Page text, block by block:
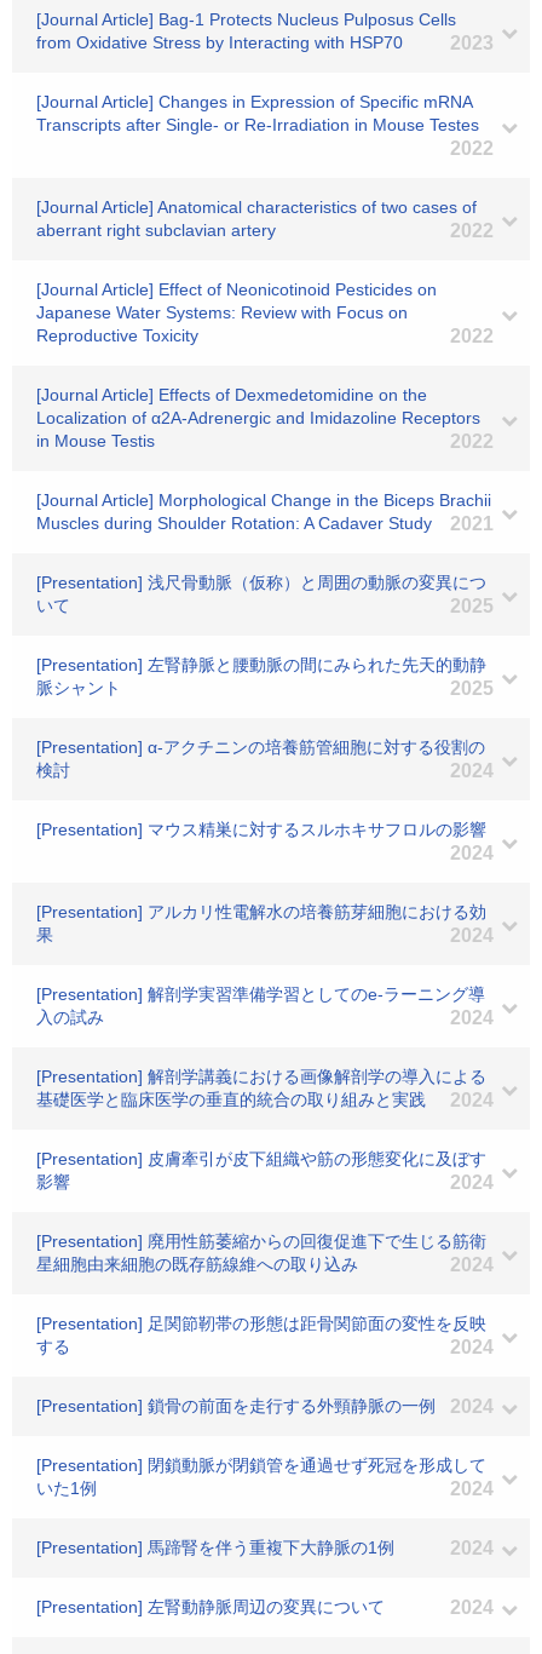
[Journal Article] Bag-1 Protects Nucleus Pulposus Cells
from Oxidative Stress by Interacting with HSP70
2023
[Journal Article] Changes in Expression of Specific mRNA
Transcripts after Single- or Re-Irradiation in Mouse Testes
2022
[Journal Article] Anatomical characteristics of two cases of
aberrant right subclavian artery
2022
[Journal Article] Effect of Neonicotinoid Pesticides on
Japanese Water Systems: Review with Focus on
Reproductive Toxicity
2022
[Journal Article] Effects of Dexmedetomidine on the
Localization of α2A-Adrenergic and Imidazoline Receptors
in Mouse Testis
2022
[Journal Article] Morphological Change in the Biceps Brachii
Muscles during Shoulder Rotation: A Cadaver Study
2021
[Presentation] 浅尺骨動脈（仮称）と周囲の動脈の変異につ
いて
2025
[Presentation] 左腎静脈と腰動脈の間にみられた先天的動静
脈シャント
2025
[Presentation] α-アクチニンの培養筋管細胞に対する役割の
検討
2024
[Presentation] マウス精巣に対するスルホキサフロルの影響
2024
[Presentation] アルカリ性電解水の培養筋芽細胞における効
果
2024
[Presentation] 解剖学実習準備学習としてのe-ラーニング導
入の試み
2024
[Presentation] 解剖学講義における画像解剖学の導入による
基礎医学と臨床医学の垂直的統合の取り組みと実践
2024
[Presentation] 皮膚牽引が皮下組織や筋の形態変化に及ぼす
影響
2024
[Presentation] 廃用性筋萎縮からの回復促進下で生じる筋衛
星細胞由来細胞の既存筋線維への取り込み
2024
[Presentation] 足関節靭帯の形態は距骨関節面の変性を反映
する
2024
[Presentation] 鎖骨の前面を走行する外頸静脈の一例 2024
[Presentation] 閉鎖動脈が閉鎖管を通過せず死冠を形成して
いた1例
2024
[Presentation] 馬蹄腎を伴う重複下大静脈の1例 2024
[Presentation] 左腎動静脈周辺の変異について 2024